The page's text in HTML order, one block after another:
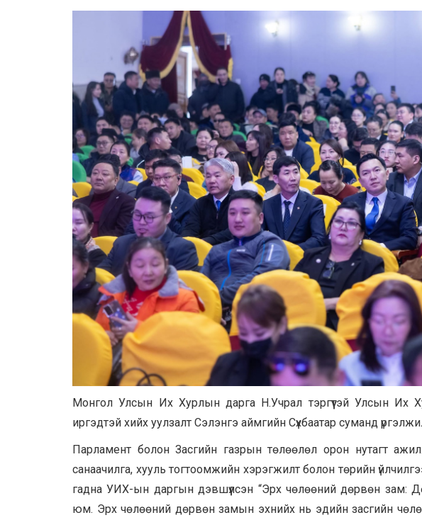
Монгол Улсын Их Хурлын дарга Н.Учрал тэргүүтэй Улсын Их
иргэдтэй хийх уулзалт Сэлэнгэ аймгийн Сүхбаатар суманд
Парламент болон Засгийн газрын төлөөлөл орон нутагт
санаачилга, хууль тогтоомжийн хэрэгжилт болон төрийн
гадна УИХ-ын даргын дэвшүүлсэн “Эрх чөлөөний дөрвөн зам:
юм. Эрх чөлөөний дөрвөн замын эхнийх нь эдийн засгийн